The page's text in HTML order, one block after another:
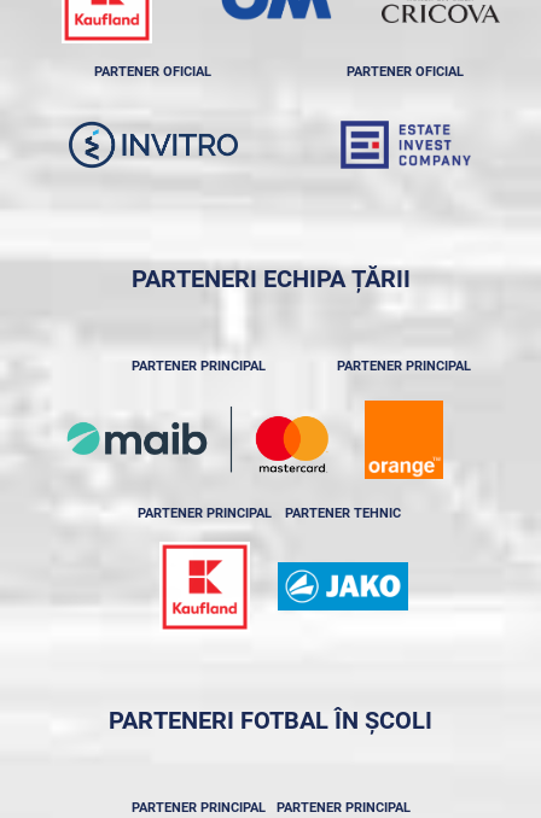
PARTENER OFICIAL PARTENER OFICIAL
PARTENERI ECHIPA ȚĂRII
PARTENER PRINCIPAL PARTENER PRINCIPAL
PARTENER PRINCIPAL PARTENER TEHNIC
PARTENERI FOTBAL ÎN ȘCOLI
PARTENER PRINCIPAL PARTENER PRINCIPAL